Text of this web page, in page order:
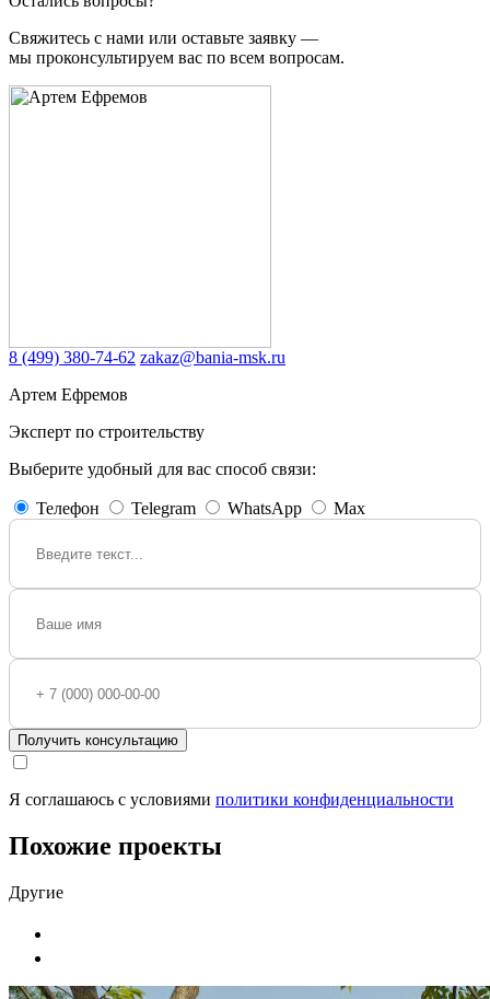
Свяжитесь с нами или оставьте заявку —
мы проконсультируем вас по всем вопросам.
8 (499) 380-74-62 zakaz@bania-msk.ru
Артем Ефремов
Эксперт по строительству
Выберите удобный для вас способ связи:
Телефон Telegram WhatsApp Max
Получить консультацию
Я соглашаюсь с условиями политики конфиденциальности
Похожие проекты
Другие